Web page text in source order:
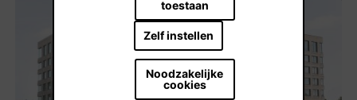
toestaan
Zelf instellen
Noodzakelijke
cookies